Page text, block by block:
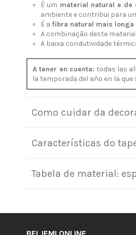
É um material natural e de
ambiente e contribui para
É a fibra natural mais longa
A combinação deste
A baixa condutividade
A tener en cuenta: todas las
la temporada del año en la que
Como cuidar da
Características do
Tabela de material:
BELJEMI ONLINE